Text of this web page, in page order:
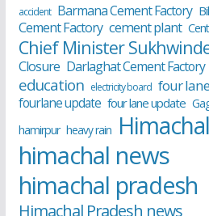
accident Barmana Cement Factory
Cement Factory cement plant
Chief Minister
Closure Darlaghat Cement Factory
education electricity board four lane
fourlane update four lane update
hamirpur heavy rain Himachal
himachal news
himachal pradesh
Himachal Pradesh news